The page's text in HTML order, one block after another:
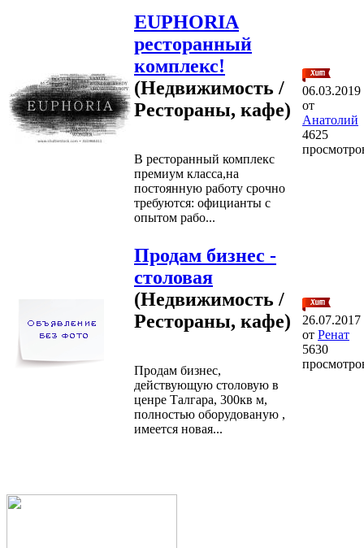
EUPHORIA
ресторанный
комплекс!
(Недвижимость /
Рестораны, кафе)
В ресторанный комплекс
премиум класса,на
постоянную работу срочно
требуются: официанты с
опытом рабо...
06.03.2019
от
Анатолий
4625
Продам бизнес -
столовая
(Недвижимость /
Рестораны, кафе)
Продам бизнес,
действующую столовую в
ценре Талгара, 300кв м,
полностью оборудованую ,
имеется новая...
26.07.2017
от Ренат
5630